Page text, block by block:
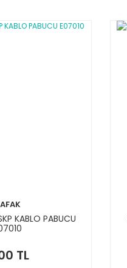
KABLO PABUCU
TL